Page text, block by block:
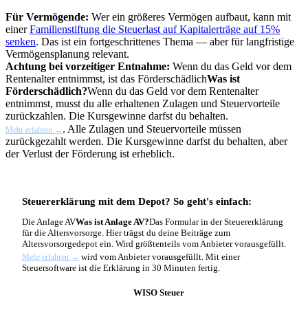
Für Vermögende: Wer ein größeres Vermögen aufbaut, kann mit
einerFamilienstiftung die Steuerlast auf Kapitalerträge auf 15%
senken. Das ist ein fortgeschrittenes Thema — aber für langfristige
Vermögensplanung relevant.
Achtung bei vorzeitiger Entnahme: Wenn du das Geld vor dem
Rentenalter entnimmst, ist das FörderschädlichWas ist
Förderschädlich?Wenn du das Geld vor dem Rentenalter
entnimmst, musst du alle erhaltenen Zulagen und Steuervorteile
zurückzahlen. Die Kursgewinne darfst du behalten.
Mehr erfahren → . Alle Zulagen und Steuervorteile müssen
zurückgezahlt werden. Die Kursgewinne darfst du behalten, aber
der Verlust der Förderung ist erheblich.
Steuererklärung mit dem Depot? So geht's einfach:
DieAnlage AVWas ist Anlage AV?Das Formular in der Steuererklärung
für die Altersvorsorge. Hier trägst du deine Beiträge zum
Altersvorsorgedepot ein. Wird größtenteils vom Anbieter vorausgefüllt.
Mehr erfahren → wird vom Anbieter vorausgefüllt. Mit einer
Steuersoftware ist die Erklärung in 30 Minuten fertig.
WISO Steuer